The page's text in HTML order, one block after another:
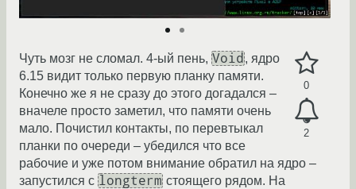
0
2
Чуть мозг не сломал. 4-ый пень, Void , ядро
6.15 видит только первую планку памяти.
Конечно же я не сразу до этого догадался –
вначеле просто заметил, что памяти очень
мало. Почистил контакты, по перевтыкал
планки по очереди – убедился что все
рабочие и уже потом внимание обратил на ядро –
запустился с longterm стоящего рядом. На